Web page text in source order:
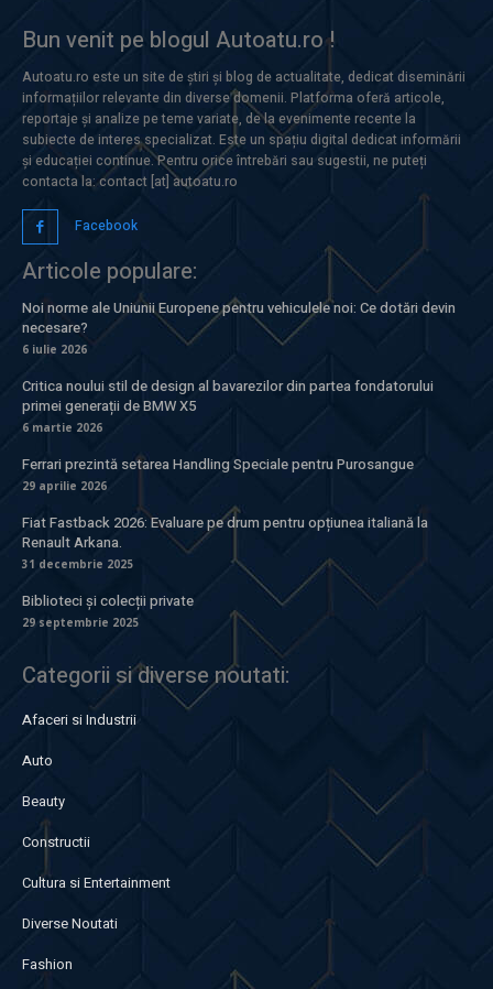
Bun venit pe blogul Autoatu.ro !
Autoatu.ro este un site de știri și blog de actualitate, dedicat diseminării
informațiilor relevante din diverse domenii. Platforma oferă articole,
reportaje și analize pe teme variate, de la evenimente recente la
subiecte de interes specializat. Este un spațiu digital dedicat informării
și educației continue. Pentru orice întrebări sau sugestii, ne puteți
contacta la: contact [at] autoatu.ro
Facebook
Articole populare:
Noi norme ale Uniunii Europene pentru vehiculele noi: Ce dotări devin
necesare?
6 iulie 2026
Critica noului stil de design al bavarezilor din partea fondatorului
primei generații de BMW X5
6 martie 2026
Ferrari prezintă setarea Handling Speciale pentru Purosangue
29 aprilie 2026
Fiat Fastback 2026: Evaluare pe drum pentru opțiunea italiană la
Renault Arkana.
31 decembrie 2025
Biblioteci și colecții private
29 septembrie 2025
Categorii si diverse noutati:
Afaceri si Industrii
Auto
Beauty
Constructii
Cultura si Entertainment
Diverse Noutati
Fashion